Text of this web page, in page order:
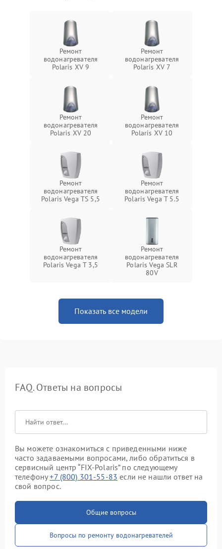
Ремонт
водонагревателя
Polaris XV 9
Ремонт
водонагревателя
Polaris XV 7
Ремонт
водонагревателя
Polaris XV 20
Ремонт
водонагревателя
Polaris XV 10
Ремонт
водонагревателя
Polaris Vega TS 5,5
Ремонт
водонагревателя
Polaris Vega T 5.5
Ремонт
водонагревателя
Polaris Vega T 3,5
Ремонт
водонагревателя
Polaris Vega SLR
80V
Показать все модели
FAQ. Ответы на вопросы
Вы можете ознакомиться с приведенными ниже
часто задаваемыми вопросами, либо обратиться в
сервисный центр “FIX-Polaris” по следующему
телефону+7 (800) 301-55-83 если не нашли ответ на
свой вопрос.
Общие вопросы
Вопросы по ремонту водонагревателей